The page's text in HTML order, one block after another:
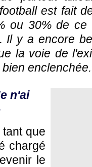
est fait
ou 30% de
Il y a encore
la voie de
enclenchée.
n'ai
que
chargé
le